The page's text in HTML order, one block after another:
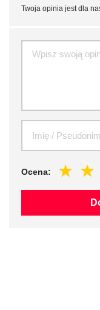
Twoja opinia jest dla
Ocena: